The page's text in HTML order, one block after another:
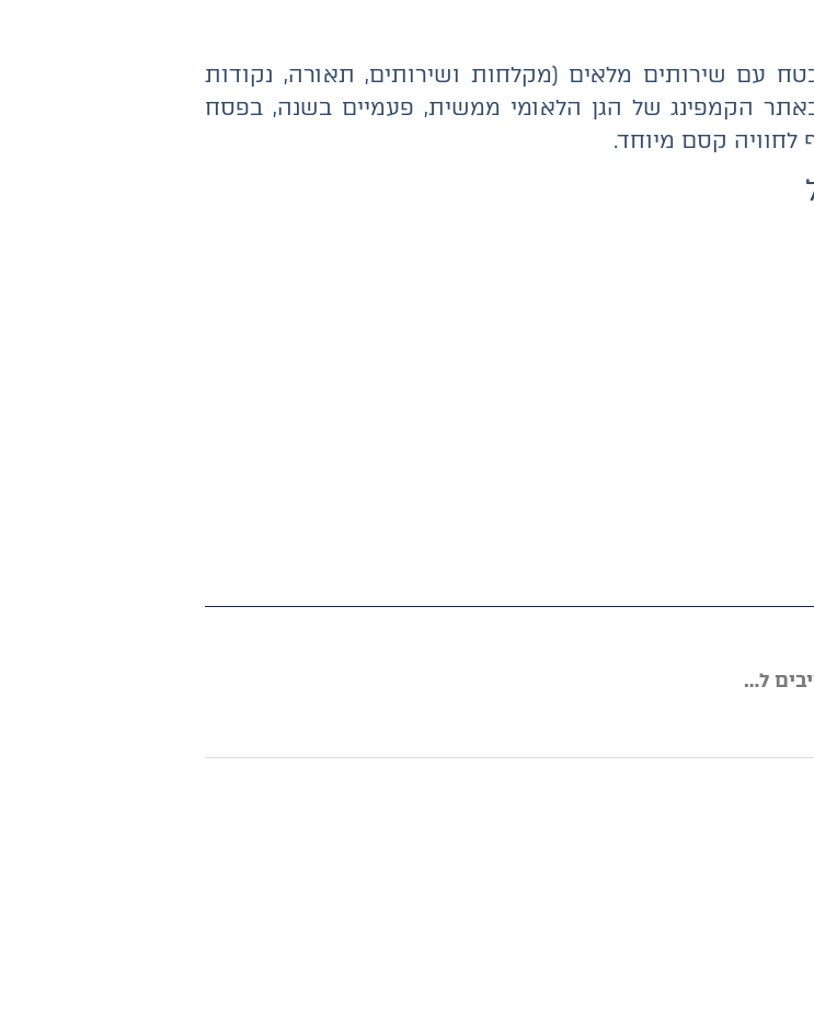
עם שירותים מלאים (מקלחות ושירותים, תאורה, נקודות
הקמפינג של הגן הלאומי ממשית, פעמיים בשנה, בפסח
לחוויה קסם מיוחד.
אורזים לקמפינג? קבלו את 5 הפריטים שאתם חייבים לקחת!